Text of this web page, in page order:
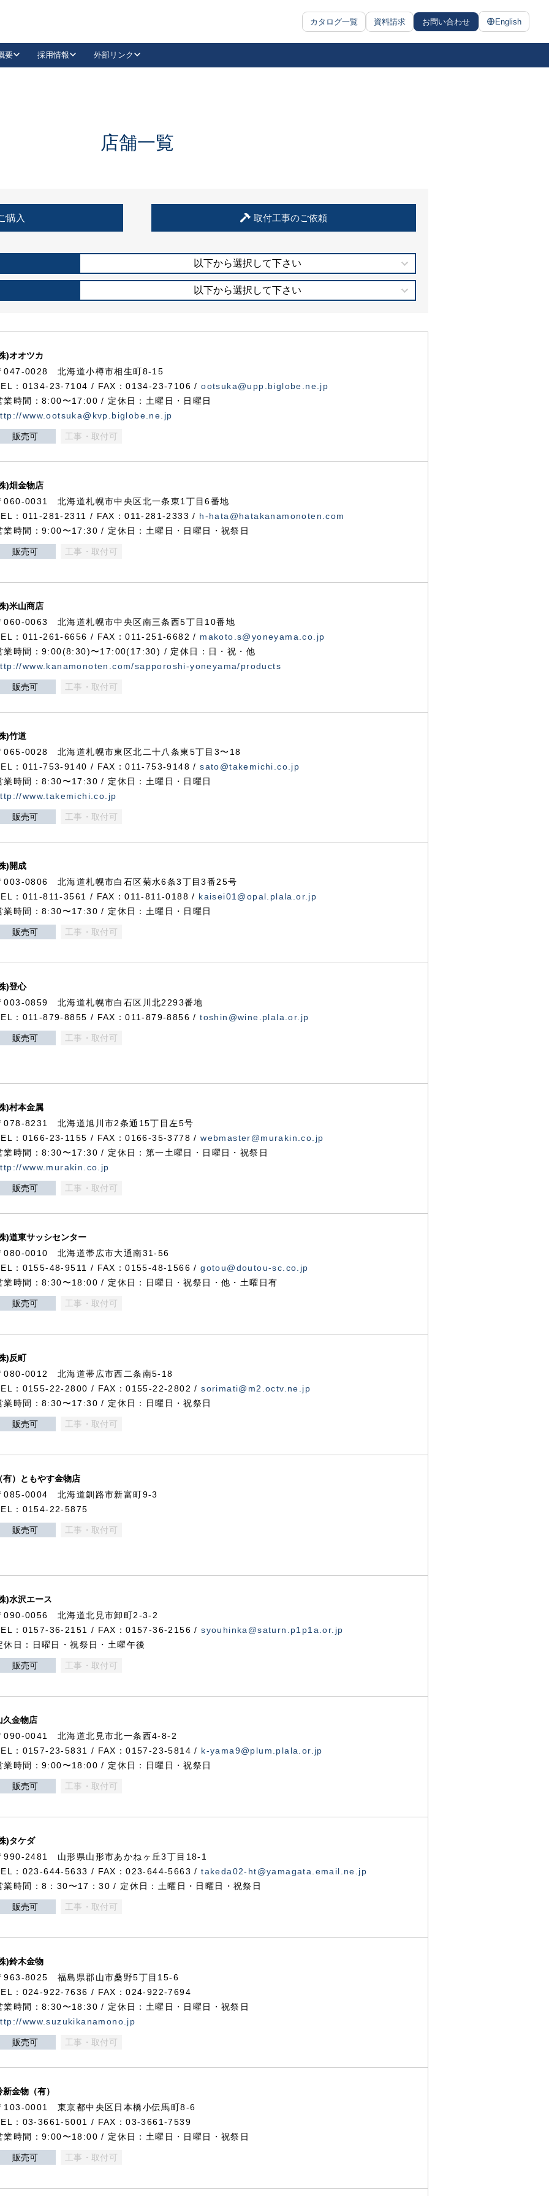
カタログ一覧 資料請求 お問い合わせ English
抗ウイルス・抗菌製品
要 採用情報 外部リンク
LinkedIn
住宅使用部材標準化推進協議会
店舗一覧
購入 取付工事のご依頼
以下から選択して下さい
以下から選択して下さい
)オオツカ
047-0028 北海道小樽市相生町8-15
：0134-23-7104 / FAX：0134-23-7106 /ootsuka@upp.biglobe.ne.jp
業時間：8:00〜17:00 / 定休日：土曜日・日曜日
www.ootsuka@kvp.biglobe.ne.jp
販売可 工事・取付可
)畑金物店
060-0031 北海道札幌市中央区北一条東1丁目6番地
：011-281-2311 / FAX：011-281-2333 / h-hata@hatakanamonoten.com
業時間：9:00〜17:30 / 定休日：土曜日・日曜日・祝祭日
販売可 工事・取付可
)米山商店
060-0063 北海道札幌市中央区南三条西5丁目10番地
：011-261-6656 / FAX：011-251-6682 / makoto.s@yoneyama.co.jp
業時間：9:00(8:30)〜17:00(17:30) / 定休日：日・祝・他
www.kanamonoten.com/sapporoshi-yoneyama/products
販売可 工事・取付可
)竹道
065-0028 北海道札幌市東区北二十八条東5丁目3〜18
：011-753-9140 / FAX：011-753-9148 /sato@takemichi.co.jp
業時間：8:30〜17:30 / 定休日：土曜日・日曜日
www.takemichi.co.jp
販売可 工事・取付可
)開成
003-0806 北海道札幌市白石区菊水6条3丁目3番25号
：011-811-3561 / FAX：011-811-0188 / kaisei01@opal.plala.or.jp
業時間：8:30〜17:30 / 定休日：土曜日・日曜日
販売可 工事・取付可
)登心
003-0859 北海道札幌市白石区川北2293番地
：011-879-8855 / FAX：011-879-8856 /toshin@wine.plala.or.jp
販売可 工事・取付可
)村本金属
078-8231 北海道旭川市2条通15丁目左5号
：0166-23-1155 / FAX：0166-35-3778 /webmaster@murakin.co.jp
業時間：8:30〜17:30 / 定休日：第一土曜日・日曜日・祝祭日
www.murakin.co.jp
販売可 工事・取付可
)道東サッシセンター
080-0010 北海道帯広市大通南31-56
：0155-48-9511 / FAX：0155-48-1566 /gotou@doutou-sc.co.jp
業時間：8:30〜18:00 / 定休日：日曜日・祝祭日・他・土曜日有
販売可 工事・取付可
)反町
080-0012 北海道帯広市西二条南5-18
：0155-22-2800 / FAX：0155-22-2802 /sorimati@m2.octv.ne.jp
業時間：8:30〜17:30 / 定休日：日曜日・祝祭日
販売可 工事・取付可
有）ともやす金物店
085-0004 北海道釧路市新富町9-3
：0154-22-5875
販売可 工事・取付可
)水沢エース
090-0056 北海道北見市卸町2-3-2
：0157-36-2151 / FAX：0157-36-2156 /syouhinka@saturn.p1p1a.or.jp
休日：日曜日・祝祭日・土曜午後
販売可 工事・取付可
久金物店
090-0041 北海道北見市北一条西4-8-2
：0157-23-5831 / FAX：0157-23-5814 / k-yama9@plum.plala.or.jp
業時間：9:00〜18:00 / 定休日：日曜日・祝祭日
販売可 工事・取付可
)タケダ
990-2481 山形県山形市あかねヶ丘3丁目18-1
：023-644-5633 / FAX：023-644-5663 /takeda02-ht@yamagata.email.ne.jp
業時間：8：30〜17：30 / 定休日：土曜日・日曜日・祝祭日
販売可 工事・取付可
)鈴木金物
963-8025 福島県郡山市桑野5丁目15-6
：024-922-7636 / FAX：024-922-7694
業時間：8:30〜18:30 / 定休日：土曜日・日曜日・祝祭日
www.suzukikanamono.jp
販売可 工事・取付可
新金物（有）
103-0001 東京都中央区日本橋小伝馬町8-6
：03-3661-5001 / FAX：03-3661-7539
業時間：9:00〜18:00 / 定休日：土曜日・日曜日・祝祭日
販売可 工事・取付可